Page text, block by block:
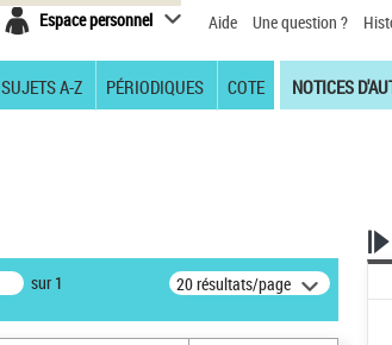
Espace personnel Aide Une question ?
SUJETS A-Z PÉRIODIQUES COTE NOTICES
sur 1 20 résultats/page